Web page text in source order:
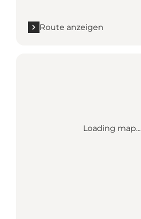
Route anzeigen
Loading map...